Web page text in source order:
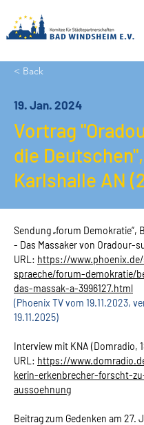
< Back
19. Jan. 2024
Vortrag
die
Karlshalle AN
Sendung „forum Demokratie“,
- Das Massaker von Oradour-
URL: https://
spraeche/forum-demokratie/
das-massak-a-3996127.html
(Phoenix TV vom 19.11.2023,
19.11.2025)
Interview mit KNA (Domradio,
URL: https://
kerin-erkenbrecher-forscht-
aussoehnung
Beitrag zum Gedenken am 27.